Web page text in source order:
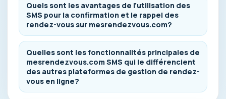
Quels sont les avantages de l’utilisation des
SMS pour la confirmation et le rappel des
rendez-vous sur mesrendezvous.com?
Quelles sont les fonctionnalités principales de
mesrendezvous.com SMS qui le différencient
des autres plateformes de gestion de rendez-
vous en ligne?